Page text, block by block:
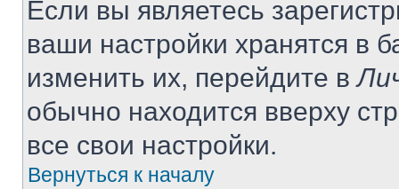
Если вы являетесь
ваши настройки хранятся в
изменить их, перейдите в
обычно находится вверху
все свои настройки.
Вернуться к началу